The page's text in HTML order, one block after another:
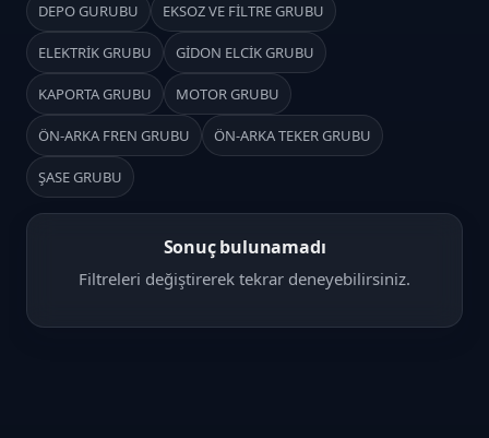
DEPO GURUBU EKSOZ VE FİLTRE GRUBU
ELEKTRİK GRUBU GİDON ELCİK GRUBU
KAPORTA GRUBU MOTOR GRUBU
ÖN-ARKA FREN GRUBU ÖN-ARKA TEKER GRUBU
ŞASE GRUBU
Sonuç bulunamadı
Filtreleri değiştirerek tekrar deneyebilirsiniz.